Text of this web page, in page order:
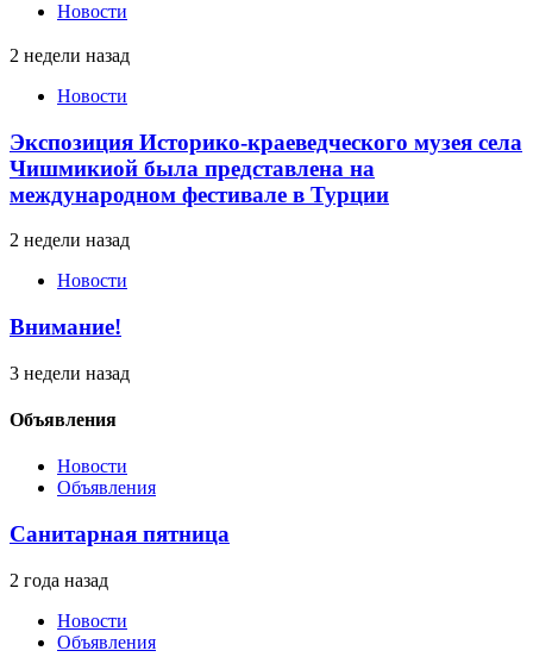
Новости
2 недели назад
Новости
Экспозиция Историко-краеведческого музея села
Чишмикиой была представлена на
международном фестивале в Турции
2 недели назад
Новости
Внимание!
3 недели назад
Объявления
Новости
Объявления
Санитарная пятница
2 года назад
Новости
Объявления